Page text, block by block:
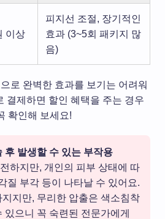
이상
피지선 조절, 장기적인
효과 (3~5회 패키지 많
음)
로 완벽한 효과를 보기는 어려워
결제하면 할인 혜택을 주는 경우
확인해 보세요!
발생할 수 있는 부작용
하지만, 개인의 피부 상태에 따
질 부각 등이 나타날 수 있어요.
지지만, 무리한 압출은 색소침착
있으니 꼭 숙련된 전문가에게